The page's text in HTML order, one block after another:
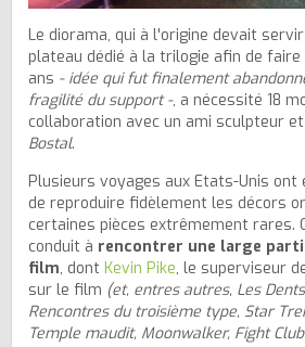
Le diorama, qui à l'origine devait
plateau dédié à la trilogie afin de
ans - idée qui fut finalement
fragilité du support -, a nécessité 18
collaboration avec un ami sculpteur
Bostal.
Plusieurs voyages aux Etats-Unis ont
de reproduire fidèlement les décors
certaines pièces extrêmement rares.
conduit à rencontrer une large
film, dont Kevin Pike, le superviseur
sur le film (et, entres autres, Les
Rencontres du troisième type, Star
Temple maudit, Moonwalker, Fight